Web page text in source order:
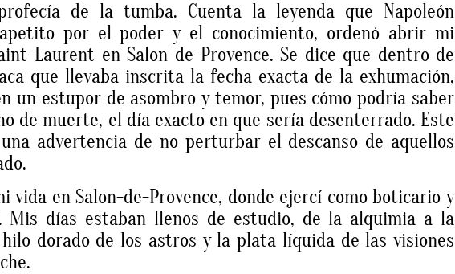
de la tumba. Cuenta la leyenda que Napoleón
por el poder y el conocimiento, ordenó abrir mi
Laurent en Salon-de-Provence. Se dice que dentro de
que llevaba inscrita la fecha exacta de la exhumación,
un estupor de asombro y temor, pues cómo podría saber
de muerte, el día exacto en que sería desenterrado. Este
advertencia de no perturbar el descanso de aquellos
vida en Salon-de-Provence, donde ejercí como boticario y
Mis días estaban llenos de estudio, de la alquimia a la
dorado de los astros y la plata líquida de las visiones